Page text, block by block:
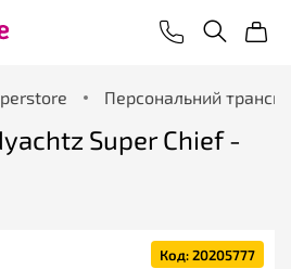
Персональний
Super Chief -
Код: 20205777